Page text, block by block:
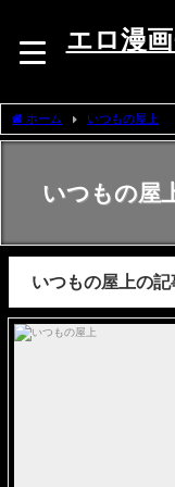
エロ漫
ホーム いつもの屋上
いつもの屋
いつもの屋上の記